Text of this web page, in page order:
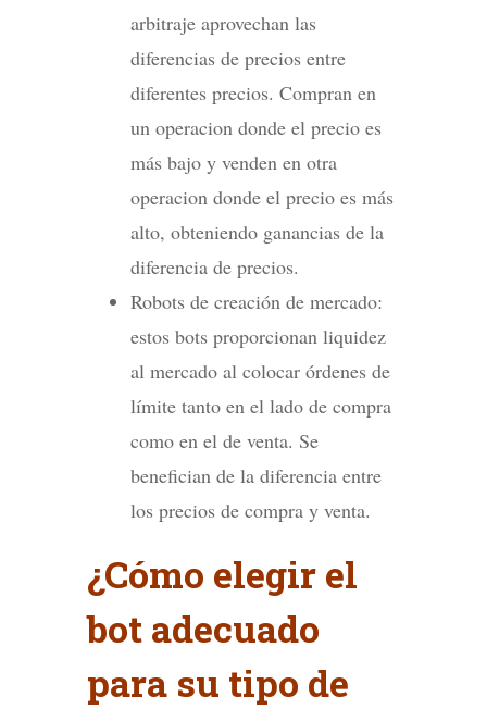
arbitraje aprovechan las
diferencias de precios entre
diferentes precios. Compran en
un operacion donde el precio es
más bajo y venden en otra
operacion donde el precio es más
alto, obteniendo ganancias de la
diferencia de precios.
Robots de creación de mercado:
estos bots proporcionan liquidez
al mercado al colocar órdenes de
límite tanto en el lado de compra
como en el de venta. Se
benefician de la diferencia entre
los precios de compra y venta.
¿Cómo elegir el
bot adecuado
para su tipo de